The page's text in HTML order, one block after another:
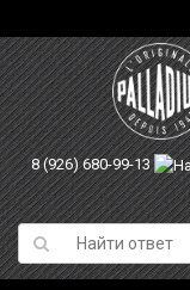
8 (926) 680-99-13